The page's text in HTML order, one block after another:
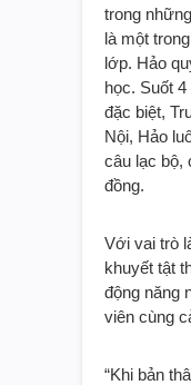
trong
là một
lớp. Hảo
học. Suốt
đặc biệt,
Nội, Hảo
câu lạc bộ,
đồng.
Với vai trò
khuyết tật
động năng
viên cùng
“Khi bản